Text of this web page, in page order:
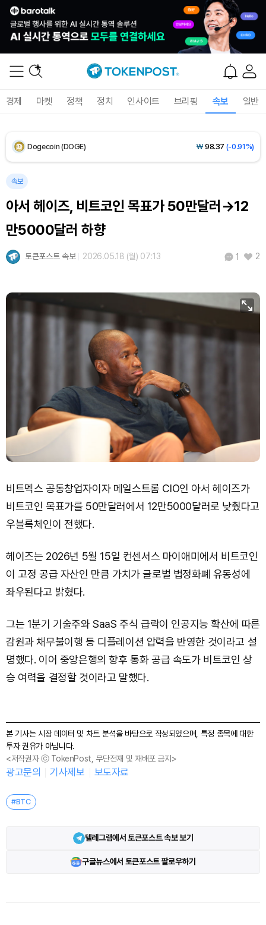
경제 마켓 정책 정치 인사이트 브리핑 속보 일반
XRP (XRP) ₩1,493(-0.99%)
Dogecoin (DOGE) ₩ 98.37 (-0.91%)
속보
아서 헤이즈, 비트코인 목표가 50만달러→12
만5000달러 하향
토큰포스트 속보 2026.05.18 (월) 07:13 1 2
비트멕스 공동창업자이자 메일스트롬 CIO인 아서 헤이즈가
비트코인 목표가를 50만달러에서 12만5000달러로 낮췄다고
우블록체인이 전했다.
헤이즈는 2026년 5월 15일 컨센서스 마이애미에서 비트코인
이 고정 공급 자산인 만큼 가치가 글로벌 법정화폐 유동성에
좌우된다고 밝혔다.
그는 1분기 기술주와 SaaS 주식 급락이 인공지능 확산에 따른
감원과 채무불이행 등 디플레이션 압력을 반영한 것이라고 설
명했다. 이어 중앙은행의 향후 통화 공급 속도가 비트코인 상
승 여력을 결정할 것이라고 말했다.
본 기사는 시장 데이터 및 차트 분석을 바탕으로 작성되었으며, 특정 종목에 대한
투자 권유가 아닙니다.
<저작권자 ⓒ TokenPost, 무단전재 및 재배포 금지>
광고문의 기사제보 보도자료
#BTC
텔레그램에서 토큰포스트 속보 보기
구글뉴스에서 토큰포스트 팔로우하기